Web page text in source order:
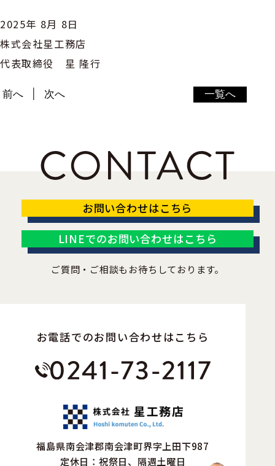
2025年 8月 8日
株式会社星工務店
代表取締役 星 隆行
一覧へ
前へ 次へ
お問い合わせはこちら
LINEでのお問い合わせはこちら
ご質問・ご相談もお待ちしております。
お電話でのお問い合わせはこちら
福島県南会津郡南会津町界字上田下987
定休日：祝祭日、隔週土曜日